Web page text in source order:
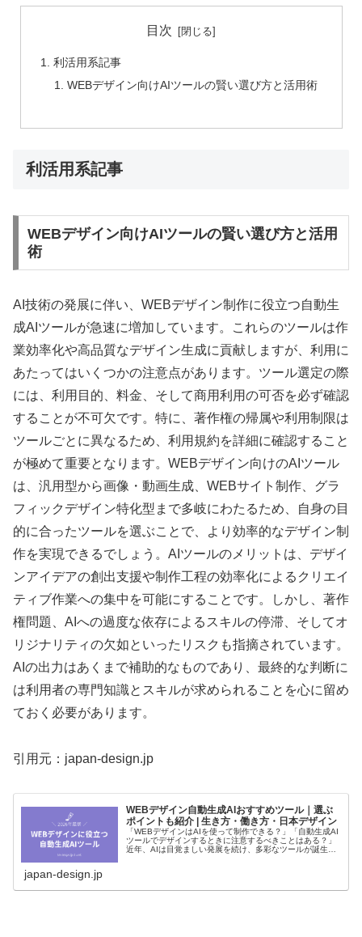
目次
利活用系記事
WEBデザイン向けAIツールの賢い選び方と活用術
利活用系記事
WEBデザイン向けAIツールの賢い選び方と活用
術
AI技術の発展に伴い、WEBデザイン制作に役立つ自動生
成AIツールが急速に増加しています。これらのツールは作
業効率化や高品質なデザイン生成に貢献しますが、利用に
あたってはいくつかの注意点があります。ツール選定の際
には、利用目的、料金、そして商用利用の可否を必ず確認
することが不可欠です。特に、著作権の帰属や利用制限は
ツールごとに異なるため、利用規約を詳細に確認すること
が極めて重要となります。WEBデザイン向けのAIツール
は、汎用型から画像・動画生成、WEBサイト制作、グラ
フィックデザイン特化型まで多岐にわたるため、自身の目
的に合ったツールを選ぶことで、より効率的なデザイン制
作を実現できるでしょう。AIツールのメリットは、デザイ
ンアイデアの創出支援や制作工程の効率化によるクリエイ
ティブ作業への集中を可能にすることです。しかし、著作
権問題、AIへの過度な依存によるスキルの停滞、そしてオ
リジナリティの欠如といったリスクも指摘されています。
AIの出力はあくまで補助的なものであり、最終的な判断に
は利用者の専門知識とスキルが求められることを心に留め
ておく必要があります。
引用元：japan-design.jp
WEBデザイン自動生成AIおすすめツール｜選ぶ
ポイントも紹介 | 生き方・働き方・日本デザイン
「WEBデザインはAIを使って制作できる？」「自動生成AI
ツールでデザインするときに注意するべきことはある？」
近年、AIは目覚ましい発展を続け、多彩なツールが誕生し
japan-design.jp